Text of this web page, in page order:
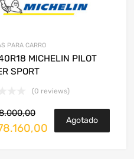
PARA CARRO
MICHELIN PILOT
SPORT
(0 reviews)
Agotado